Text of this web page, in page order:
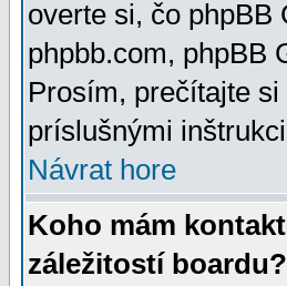
overte si, čo phpBB
phpbb.com, phpBB
Prosím, prečítajte
príslušnými
Návrat hore
Koho mám
záležitostí boardu?